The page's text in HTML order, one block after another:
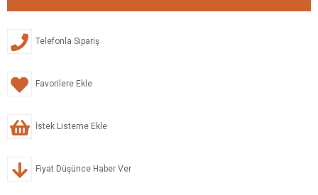
Telefonla Sipariş
Favorilere Ekle
İstek Listeme Ekle
Fiyat Düşünce Haber Ver